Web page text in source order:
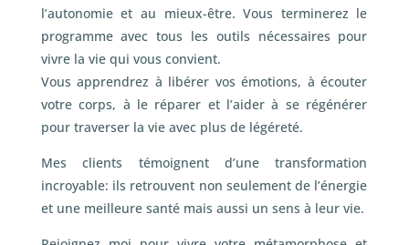
l’autonomie et au mieux-être. Vous terminerez le
programme avec tous les outils nécessaires pour
vivre la vie qui vous convient.
Vous apprendrez à libérer vos émotions, à écouter
votre corps, à le réparer et l’aider à se régénérer
pour traverser la vie avec plus de légéreté.
Mes clients témoignent d’une transformation
incroyable: ils retrouvent non seulement de l’énergie
et une meilleure santé mais aussi un sens à leur vie.